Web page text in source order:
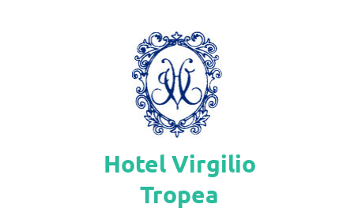
Hotel Virgilio
Tropea